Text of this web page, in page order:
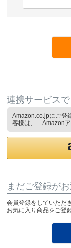
必
連携サービス
Amazon.co.jpにご登
客様は、「Amazon
まだご登録が
会員登録をしていただ
お気に入り商品をご登